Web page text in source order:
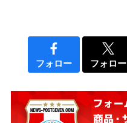
フォロー フォロー